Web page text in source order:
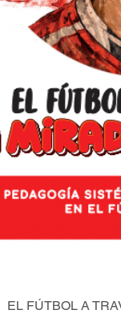
EL FÚTBOL A